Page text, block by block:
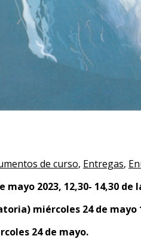
de curso, Entregas,
2023, 12,30- 14,30 de
miércoles 24 de mayo
24 de mayo.